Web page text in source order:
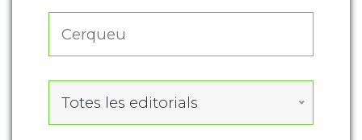
Totes les editorials